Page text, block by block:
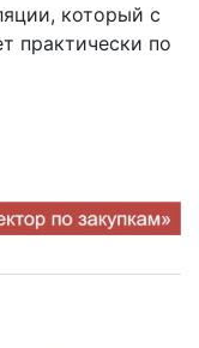
который с
практически по